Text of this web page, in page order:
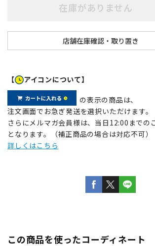
在庫がありません
【 アイコンについて】
の表示の商品は、
注文画面でお急ぎ発送を選択いただけます。
さらにメルマガ会員様は、当日12:00までの
となります。（補正商品の場合は対応不可）
詳しくはこちら
この商品を使ったコーディネート